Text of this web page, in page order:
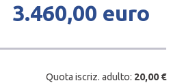
3.460,00 euro
Quota iscriz. adulto: 20,00 €